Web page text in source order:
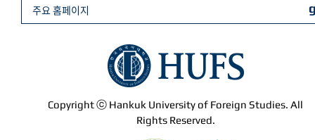
Copyright ⓒ Hankuk University of Foreign Studies. All
Rights Reserved.
주요 홈페이지